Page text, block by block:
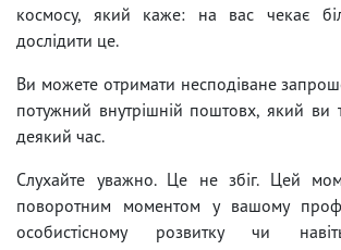
космосу, який каже: на вас чекає
дослідити це.
Ви можете отримати несподіване
потужний внутрішній поштовх, який
деякий час.
Слухайте уважно. Це не збіг. Цей
поворотним моментом у вашому
особистісному розвитку чи